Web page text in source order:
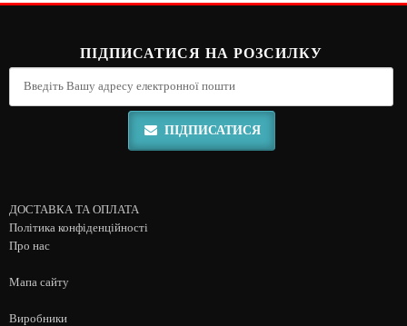
ПІДПИСАТИСЯ НА РОЗСИЛКУ
ПІДПИСАТИСЯ
ДОСТАВКА ТА ОПЛАТА
Політика конфіденційності
Про нас
Мапа сайту
Виробники